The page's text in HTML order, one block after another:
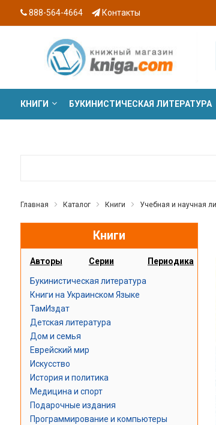
888-564-4664 Контакты
КНИГИ БУКИНИСТИЧЕСКАЯ ЛИТЕРАТУРА
Главная Каталог Книги Учебная и научная
Книги
Авторы Серии Периодика
Букинистическая литература
Книги на Украинском Языке
ТамИздат
Детская литература
Дом и семья
Еврейский мир
Искусство
История и политика
Медицина и спорт
Подарочные издания
Программирование и компьютеры